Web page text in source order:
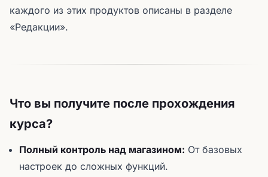
каждого из этих продуктов описаны в разделе
«Редакции».
Что вы получите после прохождения
курса?
Полный контроль над магазином: От базовых
настроек до сложных функций.